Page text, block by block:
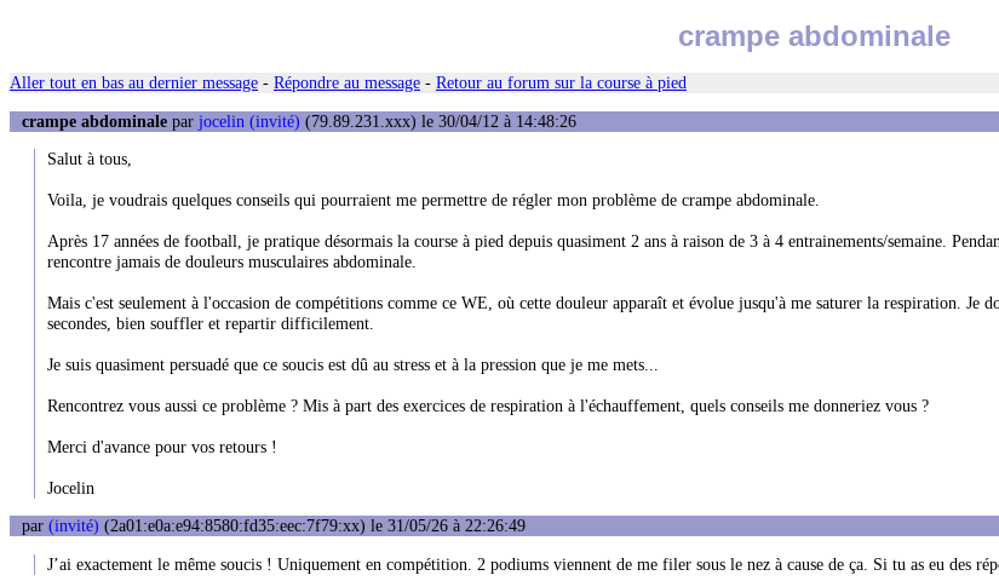
crampe abdominale
Aller tout en bas au dernier message - Répondre au message - Retour au forum sur la course à pied
crampe abdominale par jocelin (invité) (79.89.231.xxx) le 30/04/12 à 14:48:26
Salut à tous,
Voila, je voudrais quelques conseils qui pourraient me permettre de régler mon problème de crampe abdominale.
Après 17 années de football, je pratique désormais la course à pied depuis quasiment 2 ans à raison de 3 à 4 entrainements/semaine.
rencontre jamais de douleurs musculaires abdominale.
Mais c'est seulement à l'occasion de compétitions comme ce WE, où cette douleur apparaît et évolue jusqu'à me saturer la respiration. Je
secondes, bien souffler et repartir difficilement.
Je suis quasiment persuadé que ce soucis est dû au stress et à la pression que je me mets...
Rencontrez vous aussi ce problème ? Mis à part des exercices de respiration à l'échauffement, quels conseils me donneriez vous ?
Merci d'avance pour vos retours !
Jocelin
par (invité) (2a01:e0a:e94:8580:fd35:eec:7f79:xx) le 31/05/26 à 22:26:49
J’ai exactement le même soucis ! Uniquement en compétition. 2 podiums viennent de me filer sous le nez à cause de ça. Si tu as eu des